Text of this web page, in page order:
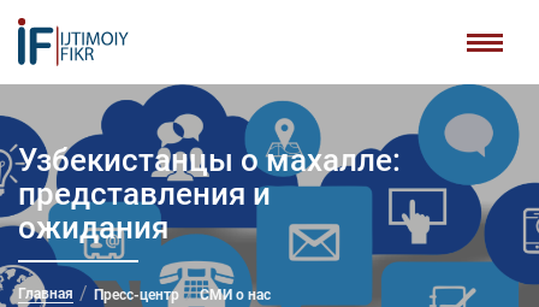
Узбекистанцы о махалле:
представления и
ожидания
Главная Пресс-центр
СМИ о нас